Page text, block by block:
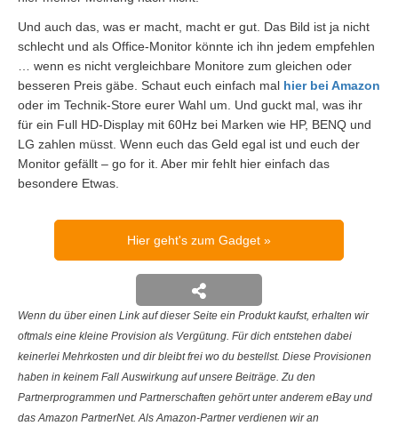
Und auch das, was er macht, macht er gut. Das Bild ist ja nicht
schlecht und als Office-Monitor könnte ich ihn jedem empfehlen
… wenn es nicht vergleichbare Monitore zum gleichen oder
besseren Preis gäbe. Schaut euch einfach mal hier bei Amazon
oder im Technik-Store eurer Wahl um. Und guckt mal, was ihr
für ein Full HD-Display mit 60Hz bei Marken wie HP, BENQ und
LG zahlen müsst. Wenn euch das Geld egal ist und euch der
Monitor gefällt – go for it. Aber mir fehlt hier einfach das
besondere Etwas.
Hier geht's zum Gadget
Wenn du über einen Link auf dieser Seite ein Produkt kaufst, erhalten wir
oftmals eine kleine Provision als Vergütung. Für dich entstehen dabei
keinerlei Mehrkosten und dir bleibt frei wo du bestellst. Diese Provisionen
haben in keinem Fall Auswirkung auf unsere Beiträge. Zu den
Partnerprogrammen und Partnerschaften gehört unter anderem eBay und
das Amazon PartnerNet. Als Amazon-Partner verdienen wir an